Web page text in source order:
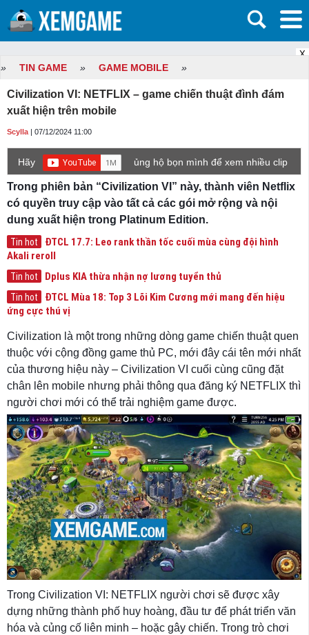
X
» TIN GAME » GAME MOBILE »
Civilization VI: NETFLIX – game chiến thuật đình đám
xuất hiện trên mobile
Scylla | 07/12/2024 11:00
Hãy
ủng hộ bọn mình để xem nhiều clip
game mới hơn nhé!
Trong phiên bản “Civilization VI” này, thành viên Netflix
có quyền truy cập vào tất cả các gói mở rộng và nội
dung xuất hiện trong Platinum Edition.
Tin hot
ĐTCL 17.7: Leo rank thần tốc cuối mùa cùng đội hình
Akali reroll
Tin hot Dplus KIA thừa nhận nợ lương tuyển thủ
Tin hot
ĐTCL Mùa 18: Top 3 Lõi Kim Cương mới mang đến hiệu
ứng cực thú vị
Civilization là một trong những dòng game chiến thuật quen
thuộc với cộng đồng game thủ PC, mới đây cái tên mới nhất
của thương hiệu này – Civilization VI cuối cùng cũng đặt
chân lên mobile nhưng phải thông qua đăng ký NETFLIX thì
người chơi mới có thể trải nghiệm game được.
Trong Civilization VI: NETFLIX người chơi sẽ được xây
dựng những thành phố huy hoàng, đầu tư để phát triển văn
hóa và củng cố liên minh – hoặc gây chiến. Trong trò chơi